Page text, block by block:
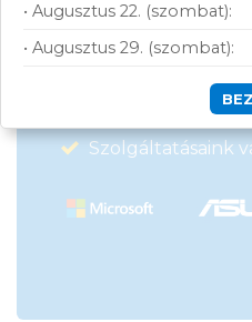
Garanciavállalás
Hűségprogram
50 000 Ft felett
Szolgáltatásaink
• Augusztus 22. (szombat):
• Augusztus 29. (szombat):